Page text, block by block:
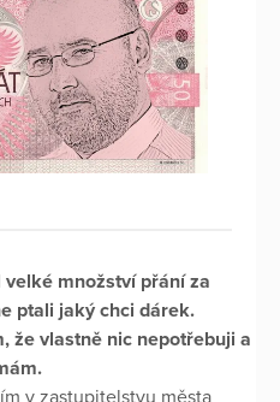
množství přání za
ptali jaký chci dárek.
že vlastně nic nepotřebuji a